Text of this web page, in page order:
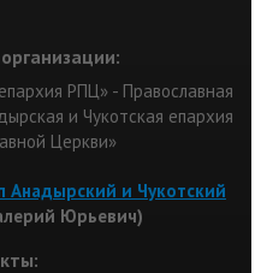
РПЦ» - Православная
и Чукотская епархия
Церкви»
Анадырский и Чукотский
Юрьевич)